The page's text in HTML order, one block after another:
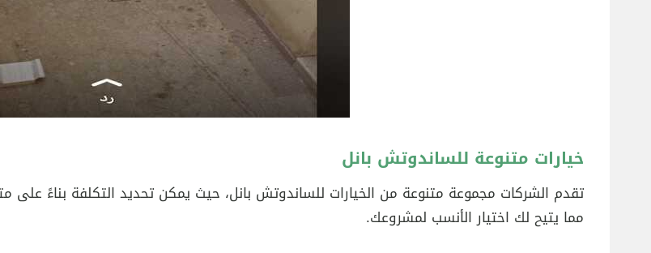
خيارات متنوعة للساندوتش بانل
تقدم الشركات مجموعة متنوعة من الخيارات للساندوتش بانل، حيث يمكن تحديد التكلفة بناءً على
مما يتيح لك اختيار الأنسب لمشروعك.